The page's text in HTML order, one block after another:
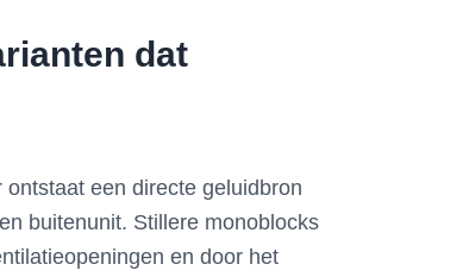
dat
een directe geluidbron
buitenunit. Stillere monoblocks
en door het